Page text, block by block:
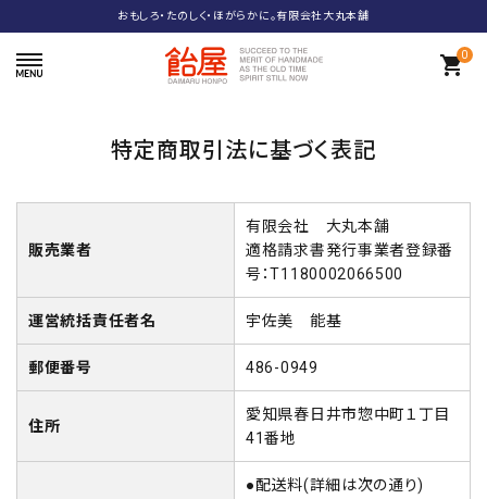
おもしろ・たのしく・ほがらかに。有限会社大丸本舗
0
shopping_cart
特定商取引法に基づく表記
販売業者
有限会社 大丸本舗
適格請求書発行事業者登録番
号：T1180002066500
運営統括責任者名 宇佐美 能基
郵便番号 486-0949
住所
愛知県春日井市惣中町１丁目
41番地
●配送料(詳細は次の通り)